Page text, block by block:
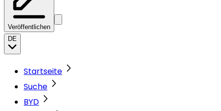
Veröffentlichen
DE
Startseite
Suche
BYD